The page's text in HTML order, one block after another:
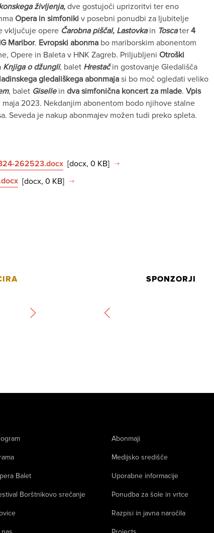
življenja, dve gostujoči uprizoritvi ter eno
Opera in simfoniki v posebni ponudbi za ljubitelje
vključuje opere Čarobna piščal, Lastovkain Toscater 4
Maribor. Evropski abonma bo mariborskim abonentom
Opere in Baleta v HNK Zagreb. Priljubljeni Otroški
Knjiga o džungli, balet Hrestačin gostovanje Gledališča
gledališkega abonmaja si bo moč ogledati veliko
, balet Gisellein dva simfonična koncert za mlade. Vpis
2023. Nekdanjim abonentom bodo njihove stalne
Seveda je nakup abonmajev možen tudi preko spleta.
262523.docx [docx, 0 KB]
[docx, 0 KB]
SPONZORJI
Balet
Borštnikovo srečanje
Abonmaji
Medijsko središče
Uporabne informacije
Ponudba za šole in vrtce
Razpisi in javna naročila